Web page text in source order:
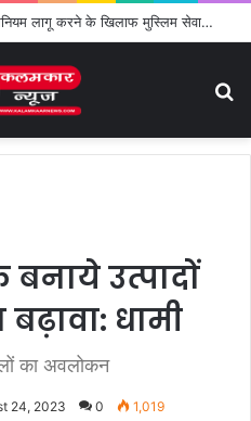
मदरसा बोर्ड भंग करने और नया अधिनियम लागू करने के खिलाफ मुस्लिम सेवा संगठन का विरोध तेज
उत्पादों
धामी
का अवलोकन
24, 2023 0 1,019